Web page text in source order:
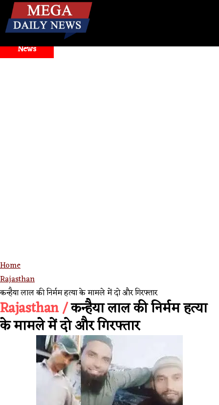
News
Home
Rajasthan
कन्हैया लाल की निर्मम हत्या के मामले में दो और गिरफ्तार
Rajasthan /कन्हैया लाल की निर्मम हत्या
के मामले में दो और गिरफ्तार